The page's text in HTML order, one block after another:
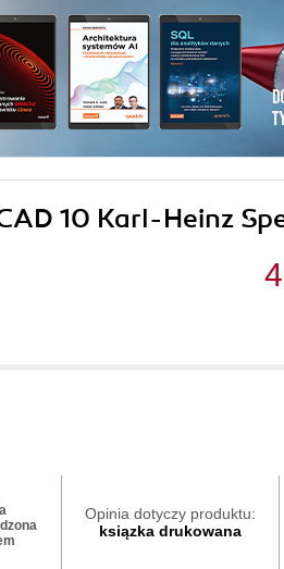
10 Karl-Heinz
Opinia dotyczy produktu:
ksiązka drukowana